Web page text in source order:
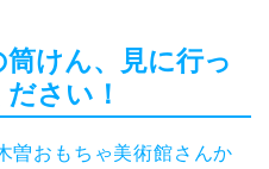
けん、見に行っ
さい！
曽おもちゃ美術館さんか